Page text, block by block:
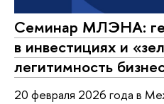
Семинар МЛЭНА:
в инвестициях и
легитимность
20 февраля 2026 года в